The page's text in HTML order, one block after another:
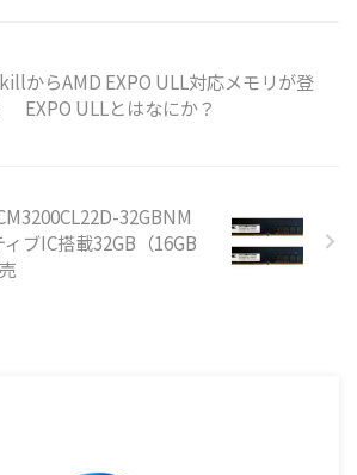
からAMD EXPO ULL対応メモリが登
EXPO ULLとはなにか？
32GBNM
ブIC搭載32GB（16GB